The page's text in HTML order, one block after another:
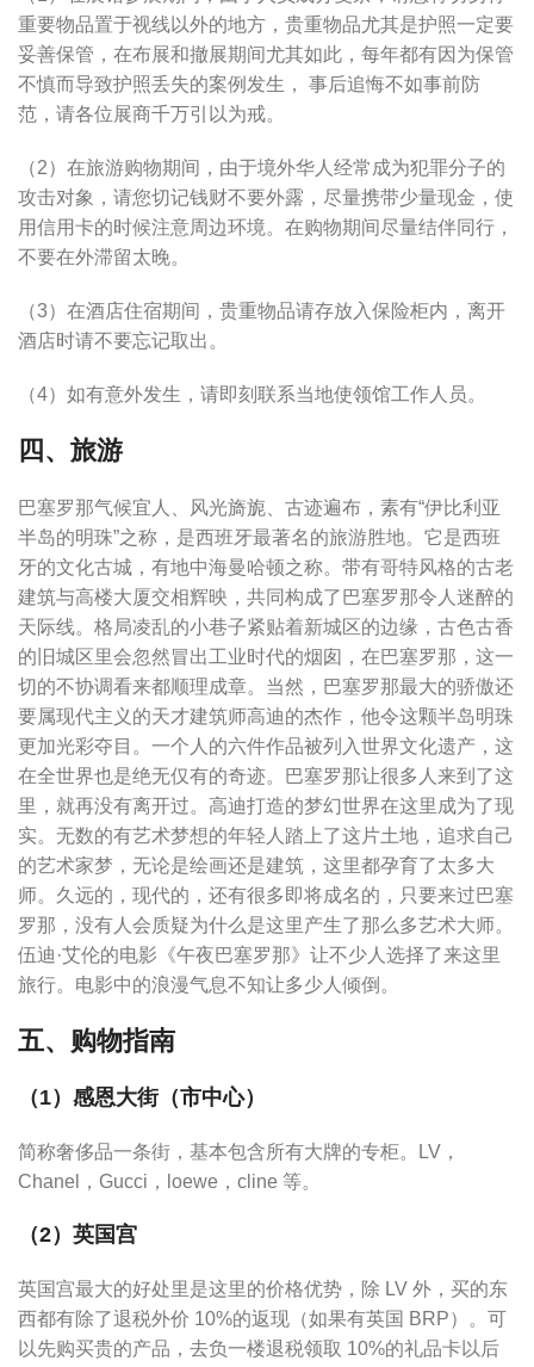
重要物品置于视线以外的地方，贵重物品尤其是护照一定要
妥善保管，在布展和撤展期间尤其如此，每年都有因为保管
不慎而导致护照丢失的案例发生， 事后追悔不如事前防
范，请各位展商千万引以为戒。
（2）在旅游购物期间，由于境外华人经常成为犯罪分子的
攻击对象，请您切记钱财不要外露，尽量携带少量现金，使
用信用卡的时候注意周边环境。在购物期间尽量结伴同行，
不要在外滞留太晚。
（3）在酒店住宿期间，贵重物品请存放入保险柜内，离开
酒店时请不要忘记取出。
（4）如有意外发生，请即刻联系当地使领馆工作人员。
四、旅游
巴塞罗那气候宜人、风光旖旎、古迹遍布，素有“伊比利亚
半岛的明珠”之称，是西班牙最著名的旅游胜地。它是西班
牙的文化古城，有地中海曼哈顿之称。带有哥特风格的古老
建筑与高楼大厦交相辉映，共同构成了巴塞罗那令人迷醉的
天际线。格局凌乱的小巷子紧贴着新城区的边缘，古色古香
的旧城区里会忽然冒出工业时代的烟囱，在巴塞罗那，这一
切的不协调看来都顺理成章。当然，巴塞罗那最大的骄傲还
要属现代主义的天才建筑师高迪的杰作，他令这颗半岛明珠
更加光彩夺目。一个人的六件作品被列入世界文化遗产，这
在全世界也是绝无仅有的奇迹。巴塞罗那让很多人来到了这
里，就再没有离开过。高迪打造的梦幻世界在这里成为了现
实。无数的有艺术梦想的年轻人踏上了这片土地，追求自己
的艺术家梦，无论是绘画还是建筑，这里都孕育了太多大
师。久远的，现代的，还有很多即将成名的，只要来过巴塞
罗那，没有人会质疑为什么是这里产生了那么多艺术大师。
伍迪·艾伦的电影《午夜巴塞罗那》让不少人选择了来这里
旅行。电影中的浪漫气息不知让多少人倾倒。
五、购物指南
（1）感恩大街（市中心）
简称奢侈品一条街，基本包含所有大牌的专柜。LV，
Chanel，Gucci，loewe，cline 等。
（2）英国宫
英国宫最大的好处里是这里的价格优势，除 LV 外，买的东
西都有除了退税外价 10%的返现（如果有英国 BRP）。可
以先购买贵的产品，去负一楼退税领取 10%的礼品卡以后